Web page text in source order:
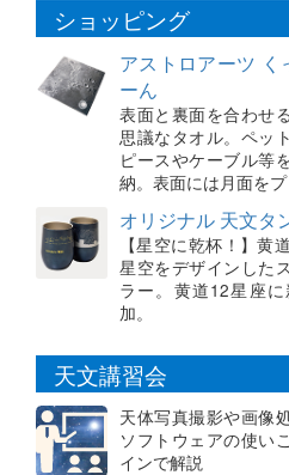
ショッピング
アストロアーツ く
ーん
表面と裏面を合わせ
思議なタオル。ペッ
ピースやケーブル等
納。表面には月面をプ
オリジナル 天文タ
【星空に乾杯！】黄
星空をデザインした
ラー。黄道12星座
加。
天文講習会
天体写真撮影や画像
ソフトウェアの使い
インで解説